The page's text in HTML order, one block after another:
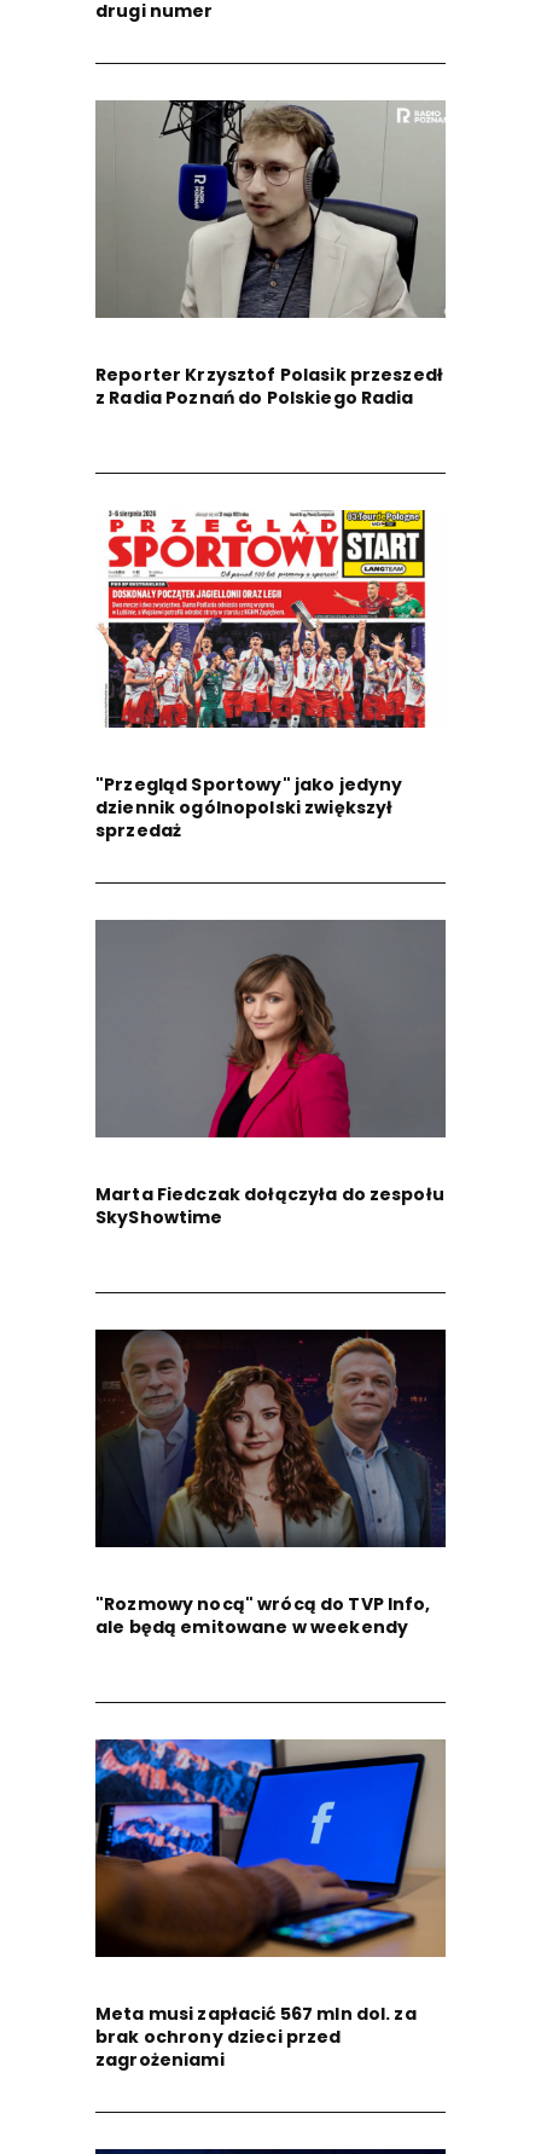
drugi numer
Reporter Krzysztof Polasik przeszedł
z Radia Poznań do Polskiego Radia
"Przegląd Sportowy" jako jedyny
dziennik ogólnopolski zwiększył
sprzedaż
Marta Fiedczak dołączyła do zespołu
SkyShowtime
"Rozmowy nocą" wrócą do TVP Info,
ale będą emitowane w weekendy
Meta musi zapłacić 567 mln dol. za
brak ochrony dzieci przed
zagrożeniami